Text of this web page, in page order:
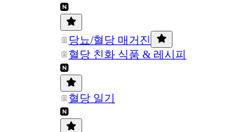
당뇨/혈당 매거진
혈당 친화 식품 & 레시피
혈당 일기